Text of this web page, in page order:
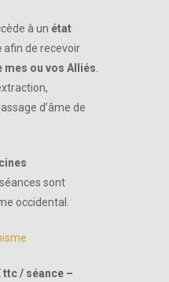
à un état
afin de recevoir
ou vos Alliés
d’âme de
sont
occidental.
ttc / séance –